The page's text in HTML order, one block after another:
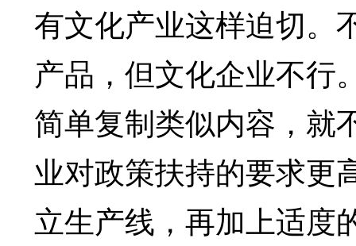
有文化产业这样迫切。
产品，但文化企业不行
简单复制类似内容，就
业对政策扶持的要求更
立生产线，再加上适度